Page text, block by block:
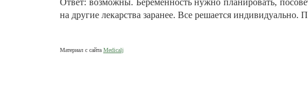
Ответ: возможны. Беременность нужно планировать,
на другие лекарства заранее. Все решается индивидуально.
Материал с сайта Medicalj